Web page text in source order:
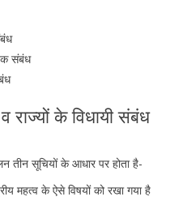
संबंध
राज्यों के विधायी संबंध
तीन सूचियों के आधार पर होता है-
महत्व के ऐसे विषयों को रखा गया है